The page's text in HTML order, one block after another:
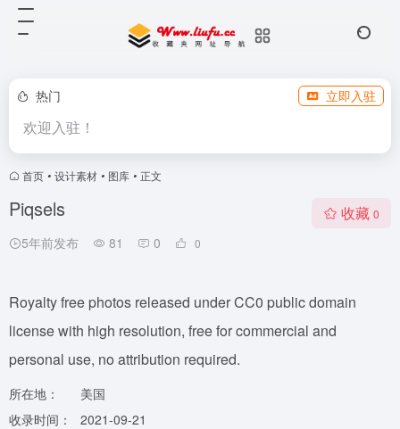
热门 立即入驻
欢迎入驻！
首页 • 设计素材 • 图库 • 正文
Piqsels
5年前发布 81 0 0
收藏 0
Royalty free photos released under CC0 public domain
license with high resolution, free for commercial and
personal use, no attribution required.
所在地：
美国
收录时间：
2021-09-21